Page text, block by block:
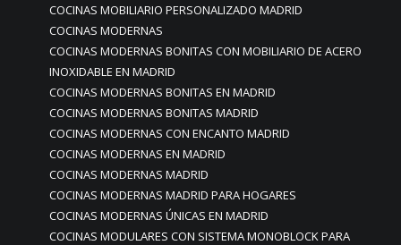
COCINAS MOBILIARIO PERSONALIZADO MADRID
COCINAS MODERNAS
COCINAS MODERNAS BONITAS CON MOBILIARIO DE ACERO
INOXIDABLE EN MADRID
COCINAS MODERNAS BONITAS EN MADRID
COCINAS MODERNAS BONITAS MADRID
COCINAS MODERNAS CON ENCANTO MADRID
COCINAS MODERNAS EN MADRID
COCINAS MODERNAS MADRID
COCINAS MODERNAS MADRID PARA HOGARES
COCINAS MODERNAS ÚNICAS EN MADRID
COCINAS MODULARES CON SISTEMA MONOBLOCK PARA